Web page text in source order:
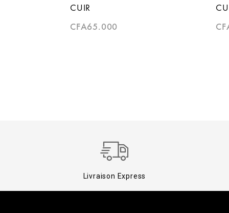
CUIR
CFA65.000
Livraison Express